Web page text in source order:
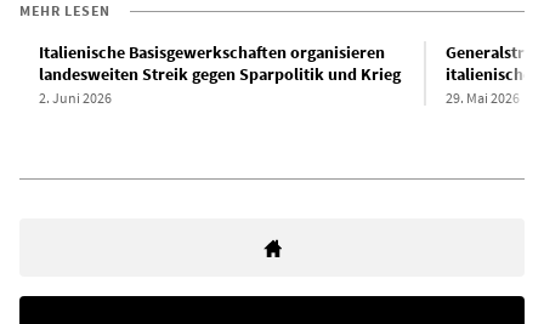
MEHR LESEN
Italienische Basisgewerkschaften organisieren
landesweiten Streik gegen Sparpolitik und Krieg
2. Juni 2026
italienische
29. Mai 2026